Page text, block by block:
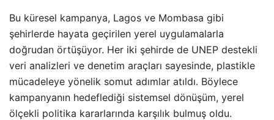
Bu küresel kampanya, Lagos ve Mombasa gibi
şehirlerde hayata geçirilen yerel uygulamalarla
doğrudan örtüşüyor. Her iki şehirde de UNEP destekli
veri analizleri ve denetim araçları sayesinde, plastikle
mücadeleye yönelik somut adımlar atıldı. Böylece
kampanyanın hedeflediği sistemsel dönüşüm, yerel
ölçekli politika kararlarında karşılık bulmuş oldu.